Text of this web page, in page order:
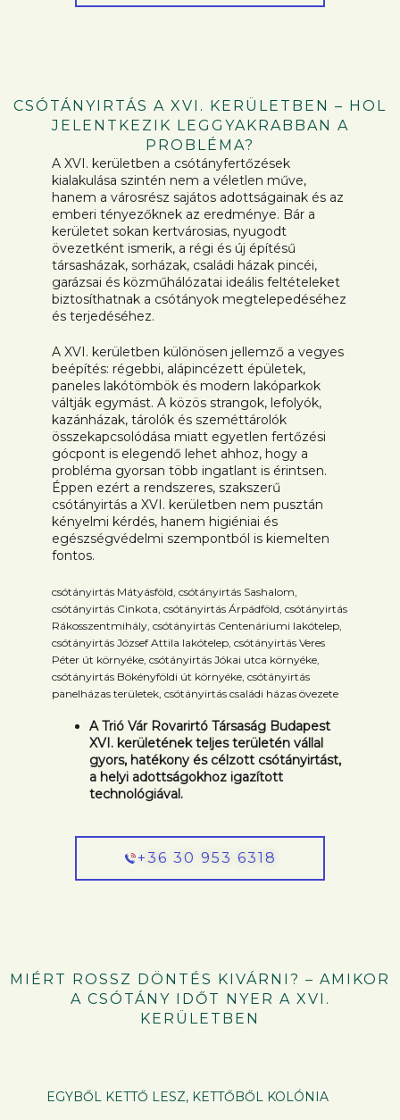
CSÓTÁNYIRTÁS A XVI. KERÜLETBEN – HOL
JELENTKEZIK LEGGYAKRABBAN A
PROBLÉMA?
A XVI. kerületben a csótányfertőzések
kialakulása szintén nem a véletlen műve,
hanem a városrész sajátos adottságainak és az
emberi tényezőknek az eredménye. Bár a
kerületet sokan kertvárosias, nyugodt
övezetként ismerik, a régi és új építésű
társasházak, sorházak, családi házak pincéi,
garázsai és közműhálózatai ideális feltételeket
biztosíthatnak a csótányok megtelepedéséhez
és terjedéséhez.
A XVI. kerületben különösen jellemző a vegyes
beépítés: régebbi, alápincézett épületek,
paneles lakótömbök és modern lakóparkok
váltják egymást. A közös strangok, lefolyók,
kazánházak, tárolók és szeméttárolók
összekapcsolódása miatt egyetlen fertőzési
gócpont is elegendő lehet ahhoz, hogy a
probléma gyorsan több ingatlant is érintsen.
Éppen ezért a rendszeres, szakszerű
csótányirtás a XVI. kerületben nem pusztán
kényelmi kérdés, hanem higiéniai és
egészségvédelmi szempontból is kiemelten
fontos.
csótányirtás Mátyásföld, csótányirtás Sashalom,
csótányirtás Cinkota, csótányirtás Árpádföld, csótányirtás
Rákosszentmihály, csótányirtás Centenáriumi lakótelep,
csótányirtás József Attila lakótelep, csótányirtás Veres
Péter út környéke, csótányirtás Jókai utca környéke,
csótányirtás Bökényföldi út környéke, csótányirtás
panelházas területek, csótányirtás családi házas övezete
A Trió Vár Rovarirtó Társaság Budapest
XVI. kerületének teljes területén vállal
gyors, hatékony és célzott csótányirtást,
a helyi adottságokhoz igazított
technológiával.
+36 30 953 6318
MIÉRT ROSSZ DÖNTÉS KIVÁRNI? – AMIKOR
A CSÓTÁNY IDŐT NYER A XVI.
KERÜLETBEN
EGYBŐL KETTŐ LESZ, KETTŐBŐL KOLÓNIA